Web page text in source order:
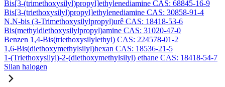
Bis[3-(trimethoxysilyl)propyl]ethylenediamine CAS: 68845-16-9
Bis[3-(triethoxysilyl)propyl]ethylenediamine CAS: 30858-91-4
N,N-bis (3-Trimethoxysilylpropyl)urê CAS: 18418-53-6
Bis(methyldiethoxysilylpropyl)amine CAS: 31020-47-0
Benzen 1,4-Bis(triethoxysilylethyl) CAS: 224578-01-2
1,6-Bis(diethoxymethylsilyl)hexan CAS: 18536-21-5
1-(Triethoxysilyl)-2-(diethoxymethylsilyl) ethane CAS: 18418-54-7
Silan halogen